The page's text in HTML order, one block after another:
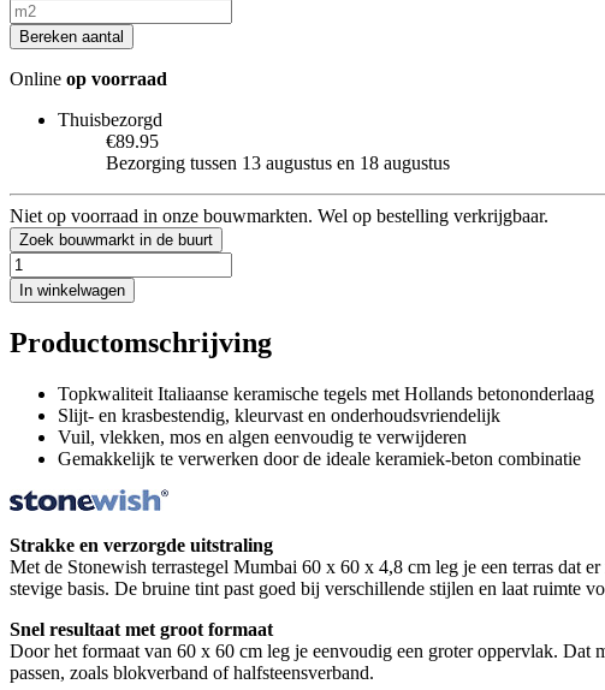
Bereken aantal
Online op voorraad
Thuisbezorgd
€89.95
Bezorging tussen 13 augustus en 18 augustus
Niet op voorraad in onze bouwmarkten. Wel op bestelling verkrijgbaar.
Zoek bouwmarkt in de buurt
In winkelwagen
Productomschrijving
Topkwaliteit Italiaanse keramische tegels met Hollands betononderlaag
Slijt- en krasbestendig, kleurvast en onderhoudsvriendelijk
Vuil, vlekken, mos en algen eenvoudig te verwijderen
Gemakkelijk te verwerken door de ideale keramiek-beton combinatie
Strakke en verzorgde uitstraling
Met de Stonewish terrastegel Mumbai 60 x 60 x 4,8 cm leg je een terras dat
stevige basis. De bruine tint past goed bij verschillende stijlen en laat ruimte
Snel resultaat met groot formaat
Door het formaat van 60 x 60 cm leg je eenvoudig een groter oppervlak. Dat
passen, zoals blokverband of halfsteensverband.